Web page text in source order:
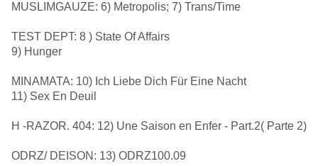
MUSLIMGAUZE: 6) Metropolis; 7) Trans/Time
TEST DEPT: 8 ) State Of Affairs
9) Hunger
MINAMATA: 10) Ich Liebe Dich Für Eine Nacht
11) Sex En Deuil
H -RAZOR. 404: 12) Une Saison en Enfer - Part.2( Parte 2)
ODRZ/ DEISON: 13) ODRZ100.09